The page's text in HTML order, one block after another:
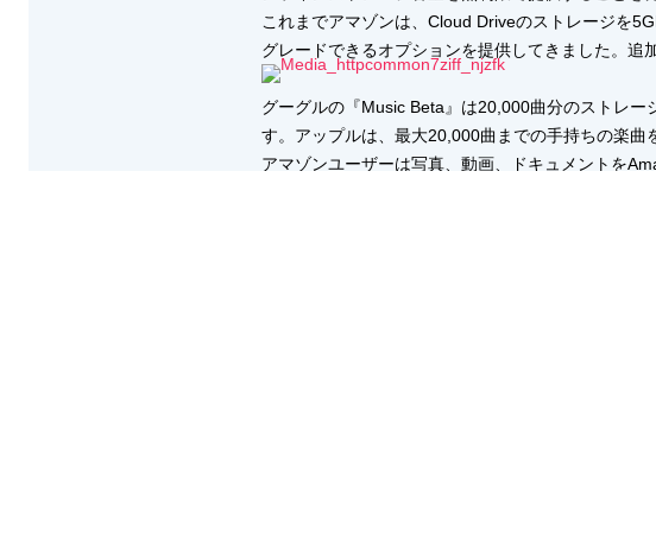
これまでアマゾンは、Cloud Driveのストレージを
グレードできるオプションを提供してきました。追
グーグルの『Music Beta』は20,000曲分のストレ
す。アップルは、最大20,000曲までの手持ちの楽曲
アマゾンユーザーは写真、動画、ドキュメントを